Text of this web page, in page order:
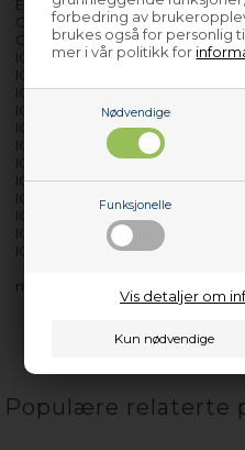
forbedring av
brukes også for personlig
mer i vår politikk for
Nødvendige
Funksjonelle
Vis detaljer om
EKI60-00TARF
GK60-00TRSK
GK60-00TRSKB
IO57-01NS
IO57-01TS
IO57-01US
IO57-02A
IO57-02AALU
IO57-02ARF
IO57-02NA
IO57-02NAALU
IO57-02NARF
IO57-02TA
IO57-02TAALU
IO57-02TARF
med flere…
Populære relaterte